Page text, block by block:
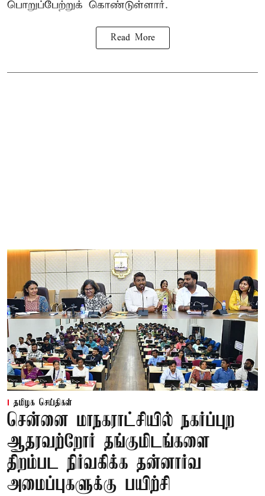
பொறுப்பேற்றுக் கொண்டுள்ளார்.
Read More
தமிழக செய்திகள்
சென்னை மாநகராட்சியில் நகர்ப்புற
ஆதரவற்றோர் தங்குமிடங்களை
திறம்பட நிர்வகிக்க தன்னார்வ
அமைப்புகளுக்கு பயிற்சி